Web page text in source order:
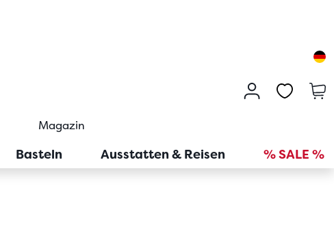
Magazin
Basteln Ausstatten & Reisen % SALE %